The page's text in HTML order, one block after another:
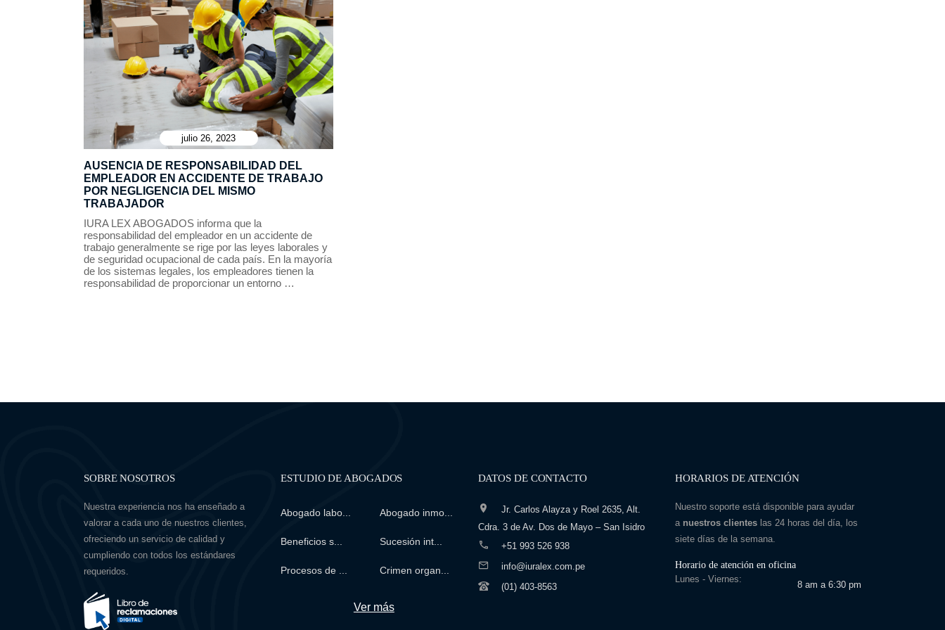
julio 26, 2023
AUSENCIA DE RESPONSABILIDAD DEL
EMPLEADOR EN ACCIDENTE DE TRABAJO
POR NEGLIGENCIA DEL MISMO
TRABAJADOR
IURA LEX ABOGADOS informa que la
responsabilidad del empleador en un accidente de
trabajo generalmente se rige por las leyes laborales y
de seguridad ocupacional de cada país. En la mayoría
de los sistemas legales, los empleadores tienen la
responsabilidad de proporcionar un entorno …
SOBRE NOSOTROS
Nuestra experiencia nos ha enseñado a
valorar a cada uno de nuestros clientes,
ofreciendo un servicio de calidad y
cumpliendo con todos los estándares
requeridos.
ESTUDIO DE ABOGADOS
Abogado labo... Abogado inmo...
Beneficios s... Sucesión int...
Procesos de ... Crimen organ...
Ver más
DATOS DE CONTACTO
Jr. Carlos Alayza y Roel 2635, Alt.
Cdra. 3 de Av. Dos de Mayo – San Isidro
+51 993 526 938
info@iuralex.com.pe
(01) 403-8563
HORARIOS DE ATENCIÓN
Nuestro soporte está disponible para ayudar
a nuestros clienteslas 24 horas del día, los
siete días de la semana.
Horario de atención en oficina
Lunes - Viernes:
8 am a 6:30 pm